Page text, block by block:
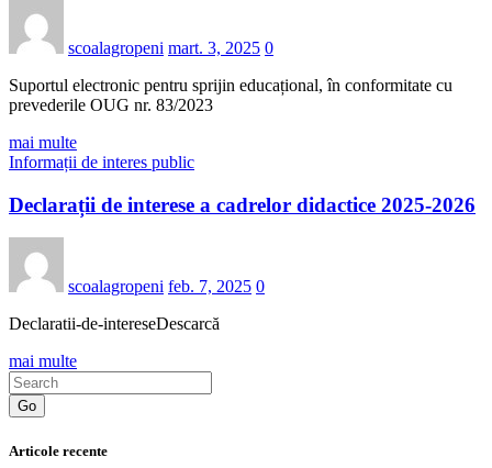
scoalagropeni mart. 3, 2025 0
Suportul electronic pentru sprijin educațional, în conformitate cu
prevederile OUG nr. 83/2023
mai multe
Informații de interes public
Declarații de interese a cadrelor didactice 2025-2026
scoalagropeni feb. 7, 2025 0
Declaratii-de-intereseDescarcă
mai multe
Go
Articole recente